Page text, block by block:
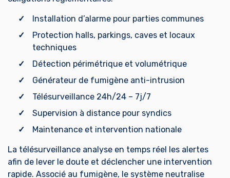
Installation d’alarme pour parties communes
Protection halls, parkings, caves et locaux
techniques
Détection périmétrique et volumétrique
Générateur de fumigène anti-intrusion
Télésurveillance 24h/24 – 7j/7
Supervision à distance pour syndics
Maintenance et intervention nationale
La télésurveillance analyse en temps réel les alertes
afin de lever le doute et déclencher une intervention
rapide. Associé au fumigène, le système neutralise